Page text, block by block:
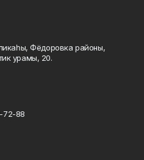
Фёдоровка районы,
урамы, 20.
72-88